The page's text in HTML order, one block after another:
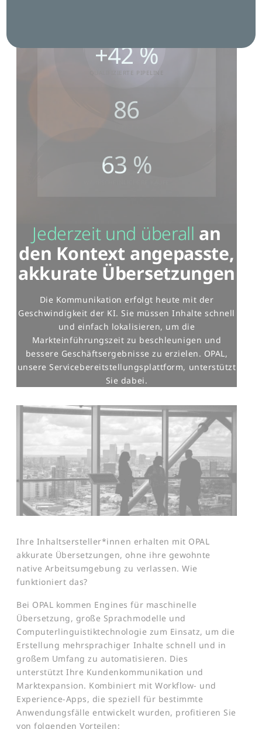
+42 %
QUALIFIZIERTE PIPELINE
86
63 %
Jederzeit und überall an
den Kontext angepasste,
akkurate Übersetzungen
Die Kommunikation erfolgt heute mit der
Geschwindigkeit der KI. Sie müssen Inhalte schnell
und einfach lokalisieren, um die
Markteinführungszeit zu beschleunigen und
bessere Geschäftsergebnisse zu erzielen. OPAL,
unsere Servicebereitstellungsplattform, unterstützt
Sie dabei.
Ihre Inhaltsersteller*innen erhalten mit OPAL
akkurate Übersetzungen, ohne ihre gewohnte
native Arbeitsumgebung zu verlassen. Wie
funktioniert das?
Bei OPAL kommen Engines für maschinelle
Übersetzung, große Sprachmodelle und
Computerlinguistiktechnologie zum Einsatz, um die
Erstellung mehrsprachiger Inhalte schnell und in
großem Umfang zu automatisieren. Dies
unterstützt Ihre Kundenkommunikation und
Marktexpansion. Kombiniert mit Workflow- und
Experience-Apps, die speziell für bestimmte
Anwendungsfälle entwickelt wurden, profitieren Sie
von folgenden Vorteilen: